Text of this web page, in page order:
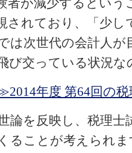
者が減少するという
されており、「少し
は次世代の会計人
び交っている状況な
年度 第64回の税
論を反映し、税理士
ることが考えられ